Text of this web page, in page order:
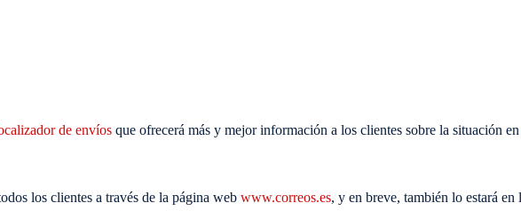
de envíos que ofrecerá más y mejor información a los clientes sobre la situación en
los clientes a través de la página web www.correos.es, y en breve, también lo estará en